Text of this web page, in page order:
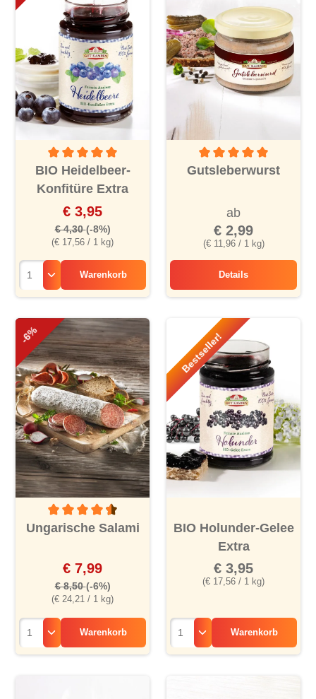
Durchschnittliche Bewertung von 5 von 5 Sternen
BIO Heidelbeer-
Konfitüre Extra
(€ 17,56 / 1 kg)
€ 3,95
€ 4,30(-8%)
Warenkorb
Durchschnittliche
Gutsleberwurst
(€ 11,96 / 1 kg)
ab
€ 2,99
Details
Gutsleberwurst
-6%
Durchschnittliche Bewertung von 4.5 von 5 Sternen
Ungarische Salami
(€ 24,21 / 1 kg)
€ 7,99
€ 8,50(-6%)
Warenkorb
Bestseller!
BIO Holunder-Gelee
Extra
(€ 17,56 / 1 kg)
€ 3,95
Warenkorb